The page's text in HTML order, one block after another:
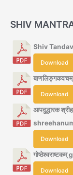
SHIV
Shiv
Download
Download
आपदुद्धारक
Download
Download